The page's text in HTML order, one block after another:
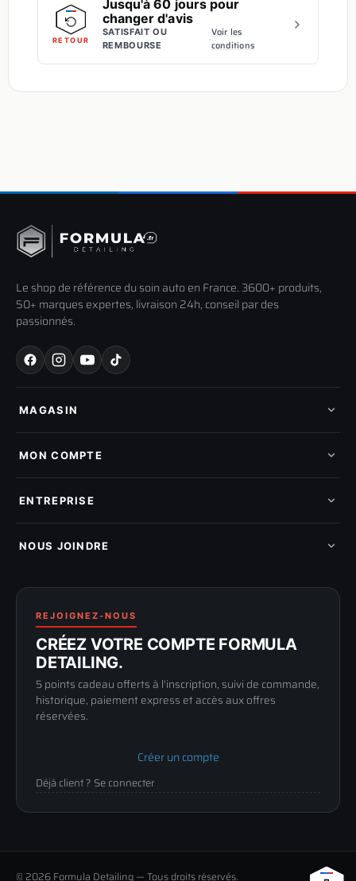
RETOUR
Jusqu'à 60 jours pour
changer d'avis
SATISFAIT OU
REMBOURSE
·Voir les
conditions
Le shop de référence du soin auto en France. 3600+ produits,
50+ marques expertes, livraison 24h, conseil par des
passionnés.
MAGASIN
Nos marques
Pads de polissage
Pièces détachées
MON COMPTE
Mes tickets SAV
Mon parrainage
Programme fidelite
ENTREPRISE
Compte pro
Politique de retour
Conditions générales
Mentions légales
Confidentialité
NOUS JOINDRE
89100 SENS
03 73 61 02 02
Lun-Ven
9h-12h / 14h-17h
REJOIGNEZ-NOUS
CRÉEZ VOTRE COMPTE FORMULA
DETAILING.
5 points cadeau offerts à l'inscription, suivi de commande,
historique, paiement express et accès aux offres
réservées.
Créer un compte
Déjà client ? Se connecter
© 2026 Formula Detailing — Tous droits réservés.